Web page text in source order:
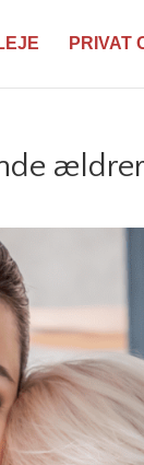
PRIVAT